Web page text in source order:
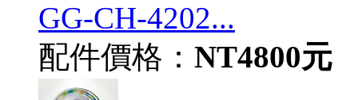
GG-CH-4202...
配件價格： NT4800元